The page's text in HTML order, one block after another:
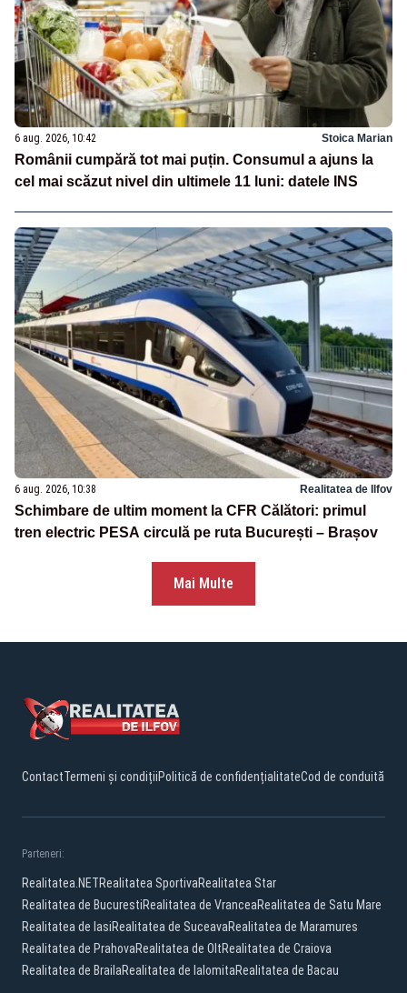
6 aug. 2026, 10:42 Stoica Marian
Românii cumpără tot mai puțin. Consumul a ajuns la
cel mai scăzut nivel din ultimele 11 luni: datele INS
6 aug. 2026, 10:38 Realitatea de Ilfov
Schimbare de ultim moment la CFR Călători: primul
tren electric PESA circulă pe ruta București – Brașov
Mai Multe
ContactTermeni și condițiiPolitică de confidențialitateCod de conduită
Parteneri:
Realitatea.NETRealitatea SportivaRealitatea Star
Realitatea de BucurestiRealitatea de VranceaRealitatea de Satu Mare
Realitatea de IasiRealitatea de SuceavaRealitatea de Maramures
Realitatea de PrahovaRealitatea de OltRealitatea de Craiova
Realitatea de BrailaRealitatea de IalomitaRealitatea de Bacau